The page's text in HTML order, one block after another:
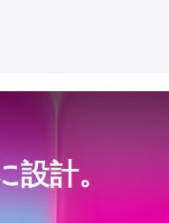
設計。